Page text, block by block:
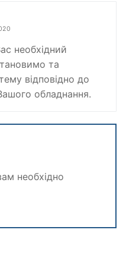
необхідний
та
відповідно до
обладнання.
необхідно